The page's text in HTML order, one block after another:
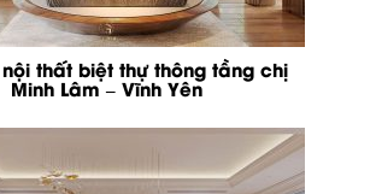
thất biệt thự thông tầng chị
Minh Lâm – Vĩnh Yên